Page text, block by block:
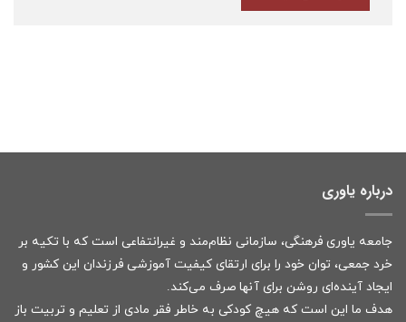
درباره یاوری
جامعه یاوری فرهنگی، سازمانی نظام‌مند و غیرانتفاعی است که با تکیه بر
خرد جمعی، توان خود را برای ارتقای کیفیت آموزشی فرزندان این کشور و
ایجاد آینده‌ای روشن برای آنها صرف می‌کند.
هدف ما این است که هیچ کودکی به خاطر فقر مادی از تعلیم و تربیت باز